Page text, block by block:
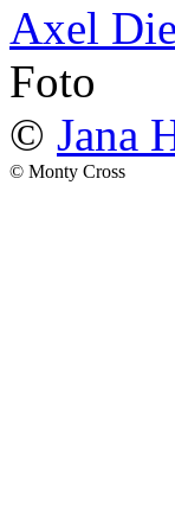
Axel
Foto
© Jana
© Monty Cross